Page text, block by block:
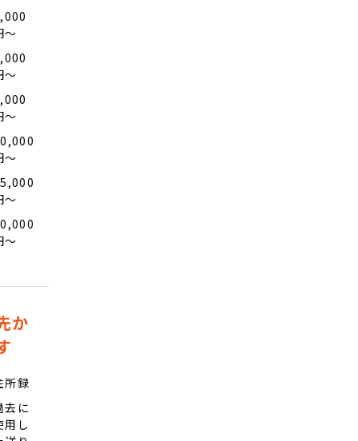
〜
〜
〜
〜
〜
〜
か
所録
去に
用し